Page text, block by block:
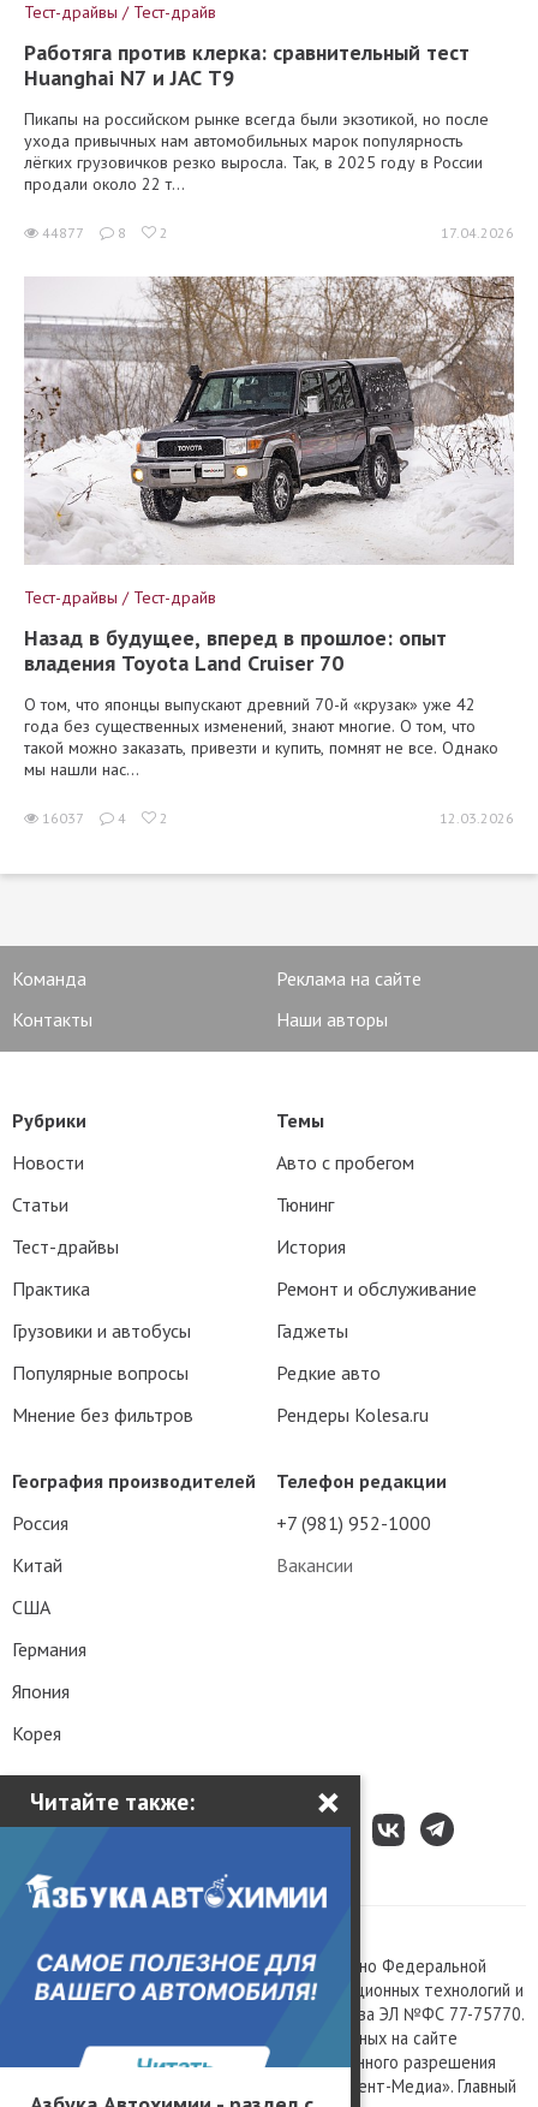
Читайте также: ×
Тест-драйвы / Тест-драйв
Работяга против клерка: сравнительный тест
Huanghai N7 и JAC T9
Пикапы на российском рынке всегда были экзотикой, но после
ухода привычных нам автомобильных марок популярность
лёгких грузовичков резко выросла. Так, в 2025 году в России
продали около 22 т...
44877 8 2 17.04.2026
Тест-драйвы / Тест-драйв
Назад в будущее, вперед в прошлое: опыт
владения Toyota Land Cruiser 70
О том, что японцы выпускают древний 70-й «крузак» уже 42
года без существенных изменений, знают многие. О том, что
такой можно заказать, привезти и купить, помнят не все. Однако
мы нашли нас...
16037 4 2 12.03.2026
Команда
Реклама на сайте
Контакты
Наши авторы
Телефон редакции
+7 (981) 952-1000
Вакансии
Рубрики
Новости
Статьи
Тест-драйвы
Практика
Грузовики и автобусы
Популярные вопросы
Мнение без фильтров
Темы
Авто с пробегом
Тюнинг
История
Ремонт и обслуживание
Гаджеты
Редкие авто
Рендеры Kolesa.ru
География производителей
Россия
Китай
США
Германия
Япония
Корея
Сетевое издание «Kolesa.ru», зарегистрировано Федеральной
службой по надзору в сфере связи, информационных технологий и
массовых коммуникаций, номер свидетельства ЭЛ №ФС 77-75770.
Любое использование материалов, размещенных на сайте
www.kolesa.ru, допускается только с письменного разрешения
правообладателя. Учредитель ООО «Президент-Медиа». Главный